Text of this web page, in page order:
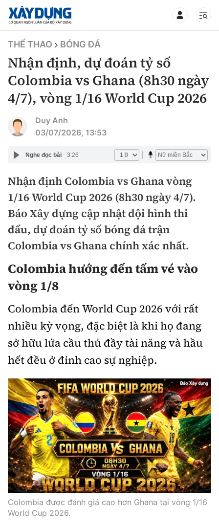
TIN BỘ XÂY DỰNG
CHUYÊN MỤC
Mới nhất
Thời sự
Chính trị
Xã hội
Chuyện dọc đường
Cải chính
Xây dựng
Chỉ đạo điều hành
Quy hoạch kiến trúc
Giám định chất lượng
Quản lý đô thị
Giao thông
Quản lý
Hàng không
Đường sắt
Đăng kiểm
Đường sắt tốc độ cao
Đường thủy
Hàng hải
Đường sắt đô thị
Nhà thầu
Mời thầu - Đấu thầu
Thi viết về GTVT
Kinh tế
Thị trường
Tài chính
Chứng khoán
Bảo hiểm
Doanh nghiệp
Pháp luật
Thanh tra
Điều tra
Pháp đình
Hỏi - Đáp
An toàn giao thông
Giao thông 24h
ATGT địa phương
Lái xe an toàn
Chung tay vì ATGT
Gương sáng giao thông
Chất lượng sống
Đời sống
Lao động - Công đoàn
Văn hóa - Giải Trí
Văn hóa
Showbiz
Điện ảnh
Âm nhạc
Thể thao
Bóng đá
Bình luận
Hậu trường sao
360 độ thể thao
Công nghệ
Công nghệ mới
Sản phẩm mới
Tư vấn
Thế giới
Thời sự Quốc tế
Hồ sơ tài liệu
Thế giới giao thông
Đi ++
Du lịch
Khám phá
Video
THỂ THAO BÓNG ĐÁ
Nhận định, dự đoán tỷ số
Colombia vs Ghana (8h30 ngày
4/7), vòng 1/16 World Cup 2026
Duy Anh
03/07/2026, 13:53
Nghe đọc bài 3:26
Nhận định Colombia vs Ghana vòng
1/16 World Cup 2026 (8h30 ngày 4/7).
Báo Xây dựng cập nhật đội hình thi
đấu, dự đoán tỷ số bóng đá trận
Colombia vs Ghana chính xác nhất.
Colombia hướng đến tấm vé vào
vòng 1/8
Colombia đến World Cup 2026 với rất
nhiều kỳ vọng, đặc biệt là khi họ đang
sở hữu lứa cầu thủ đầy tài năng và hầu
hết đều ở đỉnh cao sự nghiệp.
Colombia được đánh giá cao hơn Ghana tại vòng 1/16
World Cup 2026.